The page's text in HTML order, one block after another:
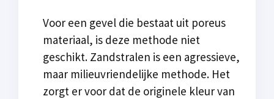
Voor een gevel die bestaat uit poreus
materiaal, is deze methode niet
geschikt. Zandstralen is een agressieve,
maar milieuvriendelijke methode. Het
zorgt er voor dat de originele kleur van